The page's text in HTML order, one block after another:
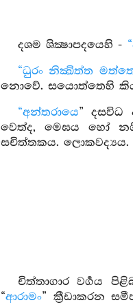
දශම ශික්‍ෂාපදයෙහි -
“ධුරං නික්‍ඛිත්ත
නොවේ. සයොත්තෙහි
“අන්තරායෙ”
වෙත්ද, මෙඝය හෝ
සචිත්තකය. ලොකවද්‍යය.
චිත්තාගාර වර්‍ගය
“ආරාමං” ක්‍රීඩාකරන